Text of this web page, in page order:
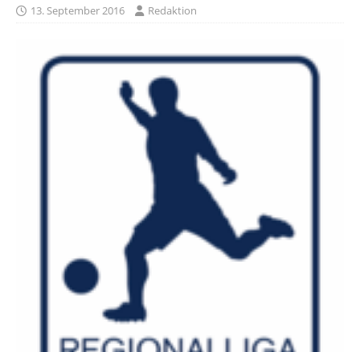
13. September 2016 Redaktion